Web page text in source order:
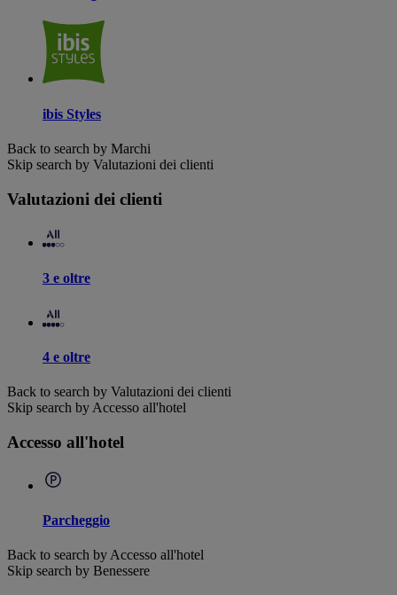
ibis Styles
Back to search by Marchi
Skip search by Valutazioni dei clienti
Valutazioni dei clienti
3 e oltre
4 e oltre
Back to search by Valutazioni dei clienti
Skip search by Accesso all'hotel
Accesso all'hotel
Parcheggio
Back to search by Accesso all'hotel
Skip search by Benessere